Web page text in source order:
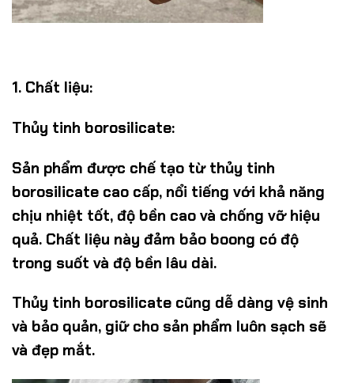
1. Chất liệu:
Thủy tinh borosilicate:
Sản phẩm được chế tạo từ thủy tinh
borosilicate cao cấp, nổi tiếng với khả năng
chịu nhiệt tốt, độ bền cao và chống vỡ hiệu
quả. Chất liệu này đảm bảo boong có độ
trong suốt và độ bền lâu dài.
Thủy tinh borosilicate cũng dễ dàng vệ sinh
và bảo quản, giữ cho sản phẩm luôn sạch sẽ
và đẹp mắt.